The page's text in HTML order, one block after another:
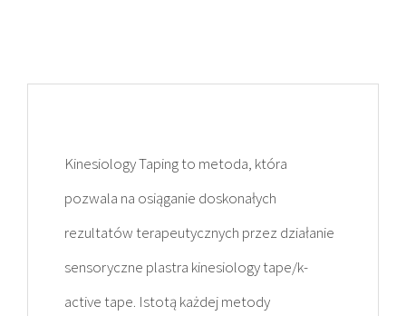
Kinesiology Taping to metoda, która
pozwala na osiąganie doskonałych
rezultatów terapeutycznych przez działanie
sensoryczne plastra kinesiology tape/k-
active tape. Istotą każdej metody